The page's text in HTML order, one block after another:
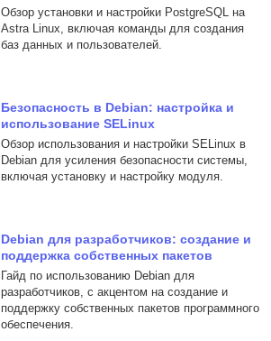
Обзор установки и настройки PostgreSQL на
Astra Linux, включая команды для создания
баз данных и пользователей.
Безопасность в Debian: настройка и
использование SELinux
Обзор использования и настройки SELinux в
Debian для усиления безопасности системы,
включая установку и настройку модуля.
Debian для разработчиков: создание и
поддержка собственных пакетов
Гайд по использованию Debian для
разработчиков, с акцентом на создание и
поддержку собственных пакетов программного
обеспечения.